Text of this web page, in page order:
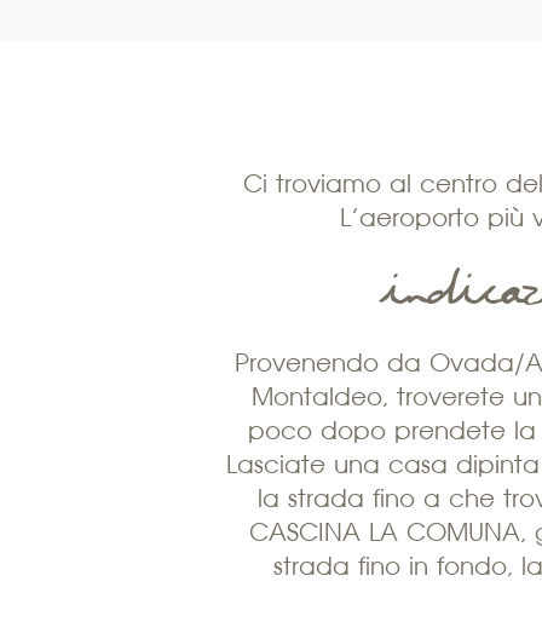
Ci troviamo al centro
L’aeroporto più
Provenendo da Ovada/
Montaldeo, troverete
poco dopo prendete la
Lasciate una casa
la strada fino a che
CASCINA LA
strada fino in fondo,